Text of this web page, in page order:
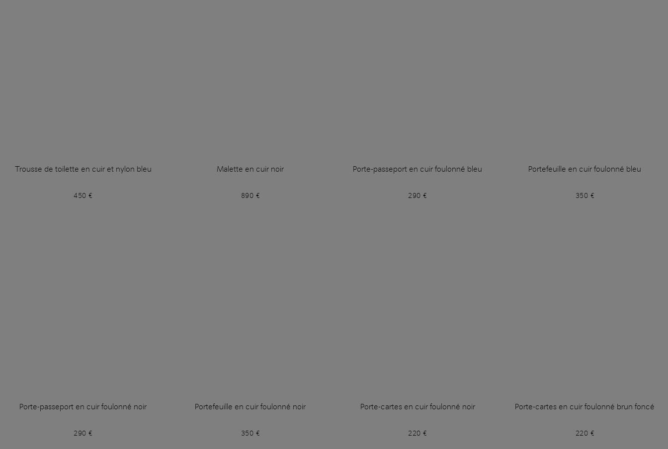
Trousse de toilette en cuir et nylon bleu
450 €
Malette en cuir noir
890 €
Porte-passeport en cuir foulonné bleu
290 €
Portefeuille en cuir foulonné bleu
350 €
Porte-passeport en cuir foulonné noir
290 €
Portefeuille en cuir foulonné noir
350 €
Porte-cartes en cuir foulonné noir
220 €
Porte-cartes en cuir foulonné brun foncé
220 €